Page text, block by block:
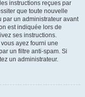
instructions reçues par
que toute nouvelle
par un administrateur avant
est indiquée lors de
ses instructions.
ayez fourni une
un filtre anti-spam. Si
un administrateur.